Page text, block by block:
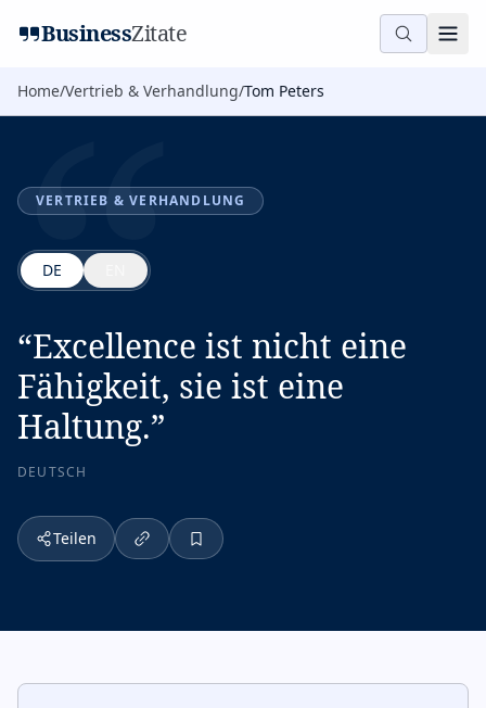
BusinessZitate
Home/Vertrieb & Verhandlung/Tom Peters
“
VERTRIEB & VERHANDLUNG
DE
“Excellence ist nicht eine
Fähigkeit, sie ist eine
Haltung.”
DEUTSCH
Teilen